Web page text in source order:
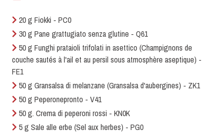
20 g Fiokki - PC0
30 g Pane grattugiato senza glutine - Q61
50 g Funghi prataioli trifolati in asettico (Champignons de
couche sautés à l'ail et au persil sous atmosphère aseptique) -
FE1
50 g Gransalsa di melanzane (Gransalsa d'aubergines) - ZK1
50 g Peperonepronto - V41
50 g. Crema di peperoni rossi - KN0K
5 g Sale alle erbe (Sel aux herbes) - PG0